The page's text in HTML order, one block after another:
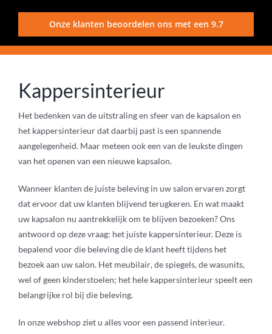
Stoelen
Knipkrukjes
Spiegels
Accessoires
Magazijnsale
Buitenkansjes
Onze klanten beoordelen ons met een 9.7
Kappersinterieur
Het bedenken van de uitstraling en sfeer van de kapsalon en
het kappersinterieur dat daarbij pastis een spannende
aangelegenheid. Maar meteen ook een van de leukste dingen
van het openen van een nieuwe kapsalon.
Wanneer klanten de juiste beleving in uw salon ervaren zorgt
dat ervoor dat uw klanten blijvend terugkeren. En wat maakt
uw kapsalon nu aantrekkelijk om te blijven bezoeken? Ons
antwoord op deze vraag: het juiste kappersinterieur. Deze is
bepalend voor die beleving die de klant heeft tijdens het
bezoek aan uw salon. Het meubilair, de spiegels, de wasunits,
wel of geen kinderstoelen; het hele kappersinterieur speelt een
belangrijke rol bij die beleving.
In onze webshop ziet u alles voor een passend interieur.